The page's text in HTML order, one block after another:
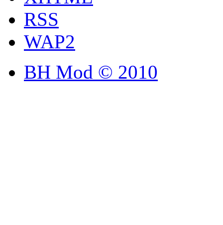
RSS
WAP2
BH Mod © 2010